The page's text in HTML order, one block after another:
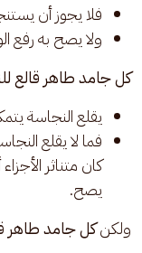
فلا يجوز أن
ولا يصح به رفع
كل جامد طاهر قالع
يقلع النجاسة
فما لا يقلع
كان متناثر
يصح.
ولكن كل جامد طاهر